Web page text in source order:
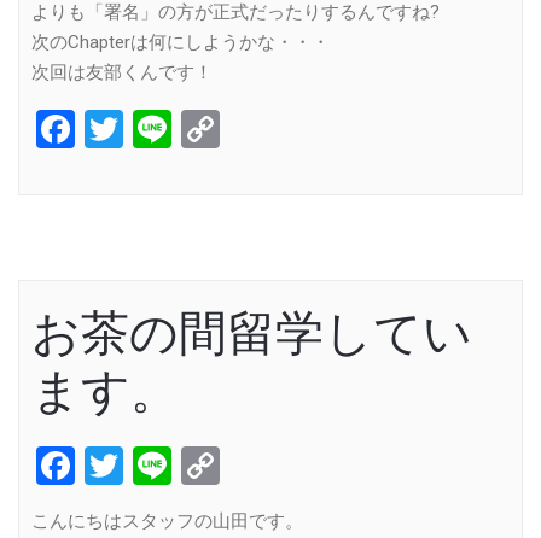
よりも「署名」の方が正式だったりするんですね?
次のChapterは何にしようかな・・・
次回は友部くんです！
Facebook
Twitter
Line
お茶の間留学してい
ます。
Facebook
Twitter
Line
Link
こんにちはスタッフの山田です。